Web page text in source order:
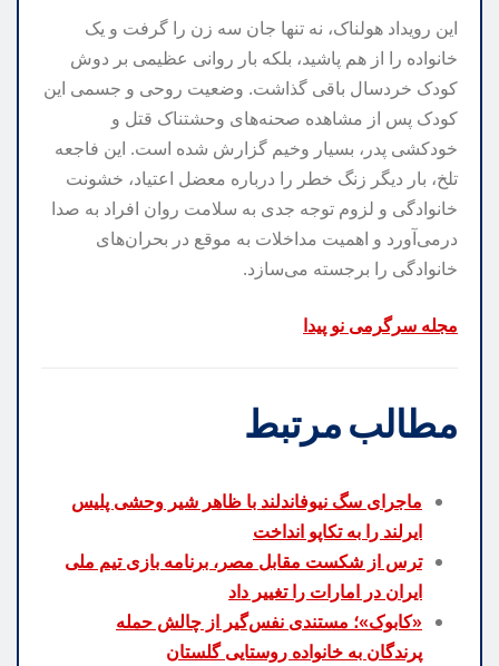
این رویداد هولناک، نه تنها جان سه زن را گرفت و یک
خانواده را از هم پاشید، بلکه بار روانی عظیمی بر دوش
کودک خردسال باقی گذاشت. وضعیت روحی و جسمی این
کودک پس از مشاهده صحنه‌های وحشتناک قتل و
خودکشی پدر، بسیار وخیم گزارش شده است. این فاجعه
تلخ، بار دیگر زنگ خطر را درباره معضل اعتیاد، خشونت
خانوادگی و لزوم توجه جدی به سلامت روان افراد به صدا
درمی‌آورد و اهمیت مداخلات به موقع در بحران‌های
خانوادگی را برجسته می‌سازد.
مجله سرگرمی نو پیدا
مطالب مرتبط
ماجرای سگ نیوفاندلند با ظاهر شیر وحشی پلیس
ایرلند را به تکاپو انداخت
ترس از شکست مقابل مصر، برنامه بازی تیم ملی
ایران در امارات را تغییر داد
«کابوک»؛ مستندی نفس‌گیر از چالش حمله
پرندگان به خانواده روستایی گلستان